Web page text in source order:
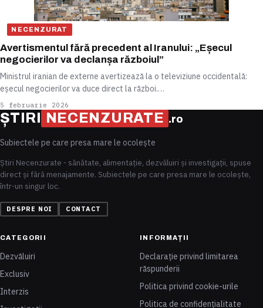
NECENZURAT
Avertismentul fără precedent al Iranului: „Eșecul
negocierilor va declanșa războiul”
Ministrul iranian de externe avertizează la o televiziune occidentală:
eșecul negocierilor va duce direct la război.…
5 februarie 2026
ȘTIRI NECENZURATE .ro
Subiectele pe care presa mare le ocolește
Știri Necenzurate - sănătate, alimentație, dezvăluiri și investigații, spuse
direct și fără menajamente. Subiectele pe care presa mare le ocolește,
într-un singur loc.
DESPRE NOI CONTACT
CATEGORII
Dezvăluiri
Exclusiv
Interzis
INFORMAȚII
Declarație privind limitarea
răspunderii
Politica privind cookie-urile
Politica de confidențialitate